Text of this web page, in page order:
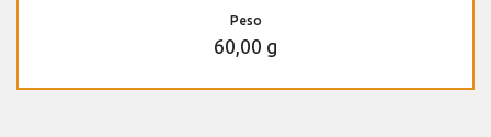
Peso
60,00 g